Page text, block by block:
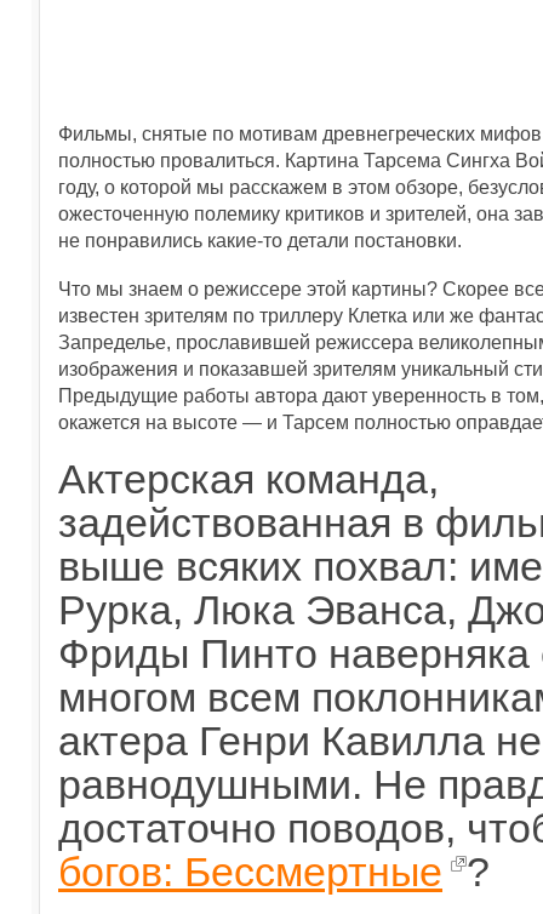
Фильмы, снятые по мотивам древнегреческих
полностью провалиться. Картина Тарсема Сингха
году, о которой мы расскажем в этом обзоре,
ожесточенную полемику критиков и зрителей, она
не понравились какие-то детали постановки.
Что мы знаем о режиссере этой картины? Скорее
известен зрителям по триллеру Клетка или же
Запределье, прославившей режиссера
изображения и показавшей зрителям уникальный
Предыдущие работы автора дают уверенность в том,
окажется на высоте — и Тарсем полностью
Актерская команда,
задействованная в
выше всяких похвал:
Рурка, Люка Эванса,
Фриды Пинто наверняка
многом всем
актера Генри Кавилла
равнодушными. Не
достаточно поводов,
богов: Бессмертные ?